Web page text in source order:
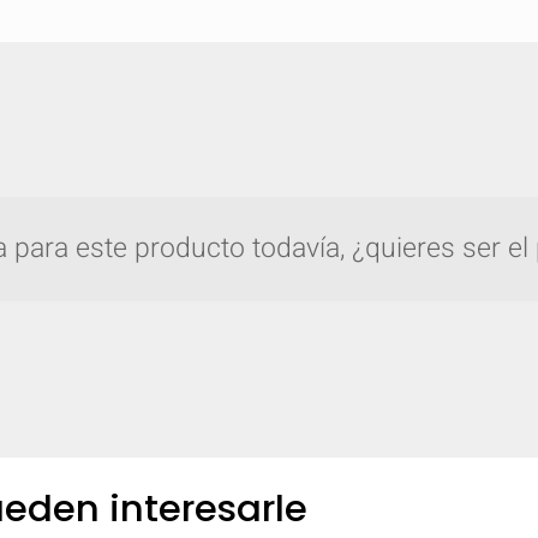
rápidamente hasta 5 productos de
este producto todavía, ¿quieres ser
interesarle